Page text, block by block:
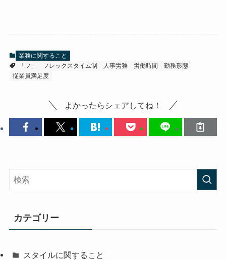
業務に関すること
「フ」
フレックスタイム制 人事労務 労働時間
勤務形態
従業員満足度
よかったらシェアしてね！
カテゴリー
スタイルに関すること